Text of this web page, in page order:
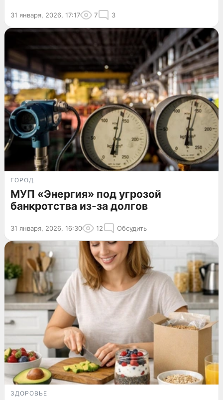
31 января, 2026, 17:17 7 3
ГОРОД
МУП «Энергия» под угрозой
банкротства из-за долгов
31 января, 2026, 16:30 12 Обсудить
ЗДОРОВЬЕ